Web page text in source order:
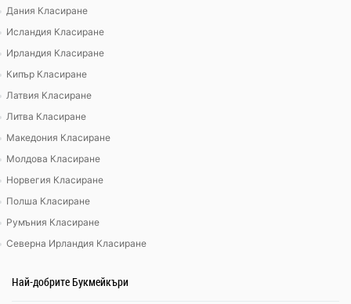
Дания Класиране
Исландия Класиране
Ирландия Класиране
Кипър Класиране
Латвия Класиране
Литва Класиране
Македония Класиране
Молдова Класиране
Норвегия Класиране
Полша Класиране
Румъния Класиране
Северна Ирландия Класиране
Най-добрите Букмейкъри